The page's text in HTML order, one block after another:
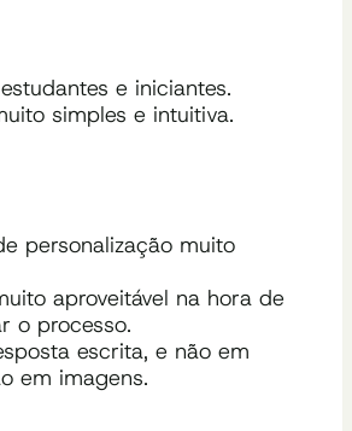
e iniciantes.
simples e intuitiva.
personalização muito
aproveitável na hora de
o processo.
escrita, e não em
em imagens.